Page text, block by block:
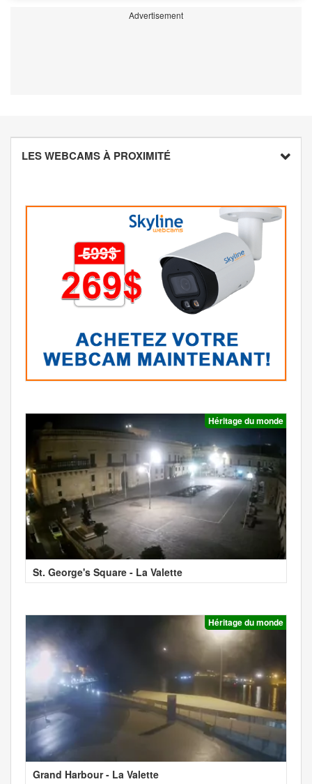
Advertisement
LES WEBCAMS À PROXIMITÉ
Héritage du monde
St. George's Square - La Valette
Héritage du monde
Grand Harbour - La Valette